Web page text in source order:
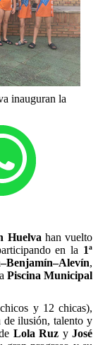
inauguran la
Huelva han vuelto
en la 1ª
,
Piscina Municipal
y 12 chicas),
de ilusión, talento y
Lola Ruz yJosé